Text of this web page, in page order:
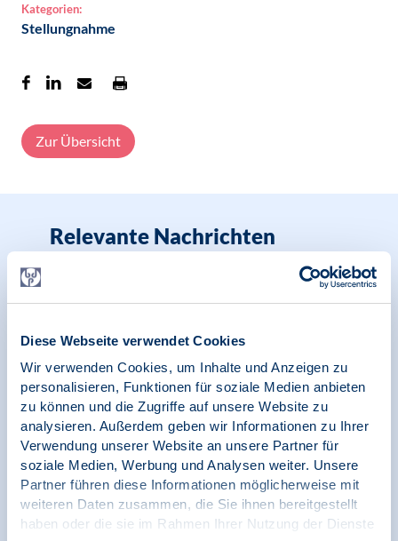
Diese Webseite verwendet Cookies
Wir verwenden Cookies, um Inhalte und Anzeigen zu
personalisieren, Funktionen für soziale Medien anbieten
zu können und die Zugriffe auf unsere Website zu
analysieren. Außerdem geben wir Informationen zu Ihrer
Verwendung unserer Website an unsere Partner für
soziale Medien, Werbung und Analysen weiter. Unsere
Partner führen diese Informationen möglicherweise mit
weiteren Daten zusammen, die Sie ihnen bereitgestellt
haben oder die sie im Rahmen Ihrer Nutzung der Dienste
Kategorien:
Stellungnahme
Zur Übersicht
Relevante Nachrichten
Initiative Arbeitsschutz
Zwischen Gesetz und Realität: Wie mit der
Gefährdungsbeurteilung Psyche die
Gestaltung gesunder Arbeitsbedingungen
gelingt?
09.09.2025